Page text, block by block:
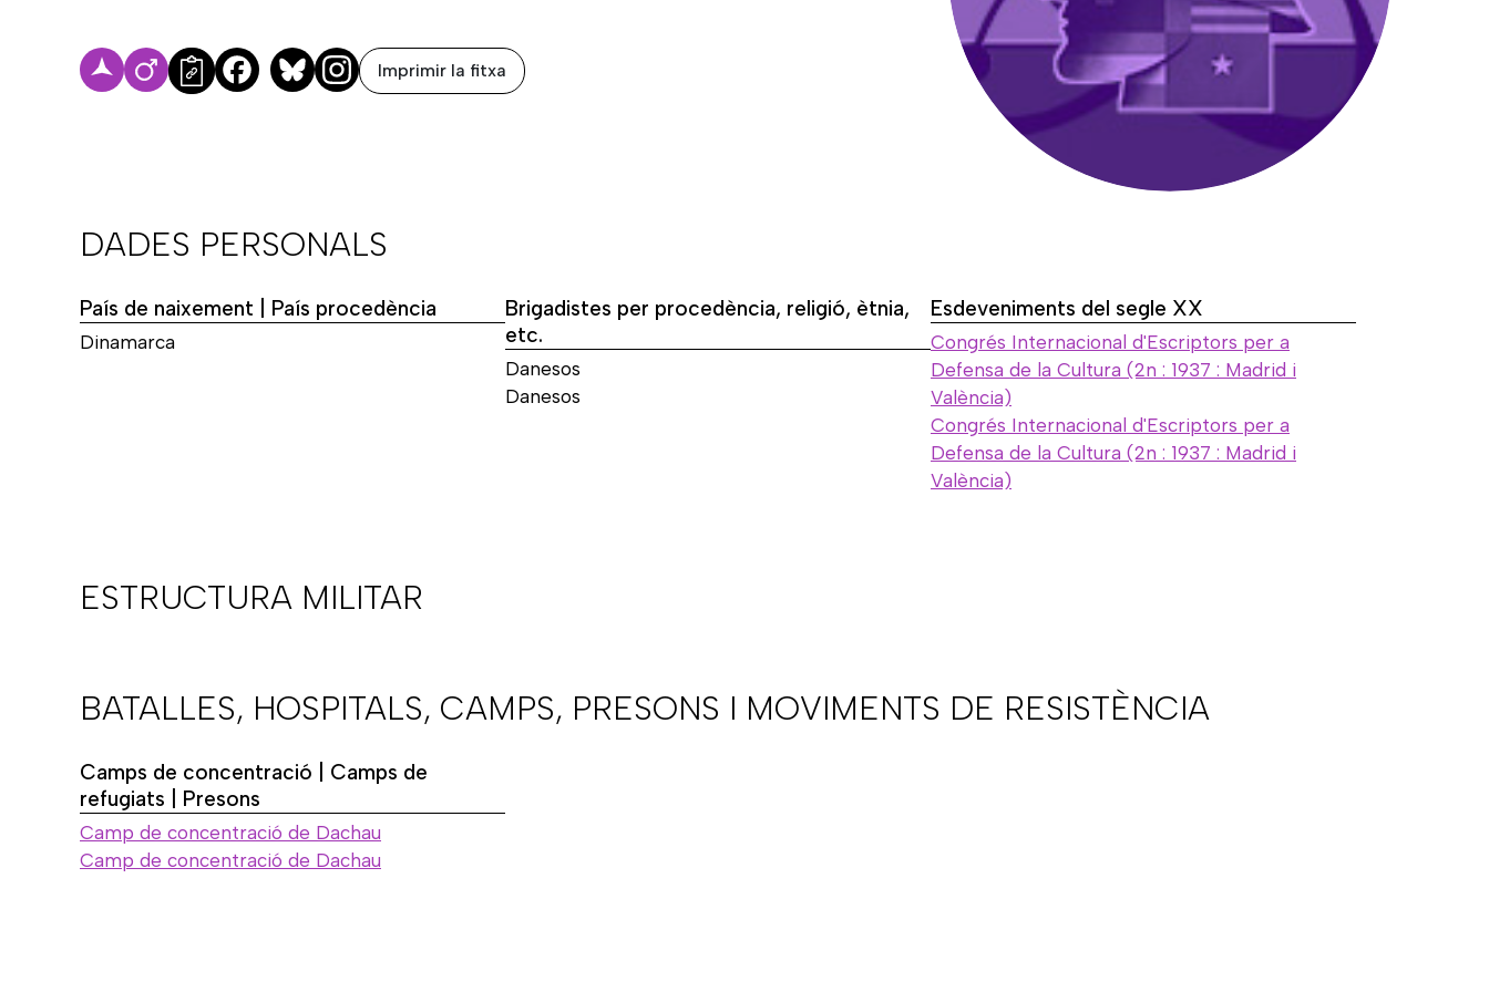
FacebookBluesky Imprimir la fitxa
DADES PERSONALS
País de naixement | País procedència
Dinamarca
Brigadistes per procedència, religió, ètnia,
etc.
Danesos
Danesos
Esdeveniments del segle XX
Congrés Internacional d'Escriptors per a
Defensa de la Cultura (2n : 1937 : Madrid i
València)
Congrés Internacional d'Escriptors per a
Defensa de la Cultura (2n : 1937 : Madrid i
València)
ESTRUCTURA MILITAR
BATALLES, HOSPITALS, CAMPS, PRESONS I MOVIMENTS DE RESISTÈNCIA
Camps de concentració | Camps de
refugiats | Presons
Camp de concentració de Dachau
Camp de concentració de Dachau